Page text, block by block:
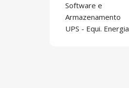
Software e
Armazenamento
UPS - Equi. Energia